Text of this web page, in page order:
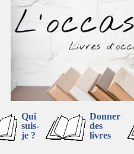
Qui
suis-
je ?
Donner
des
livres